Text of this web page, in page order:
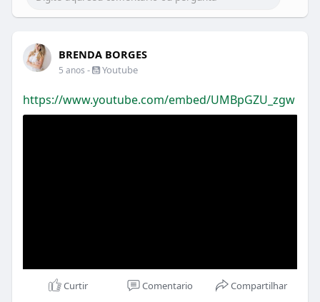
#orangearquitetura#diadasmaes
#restauranteitaliano
BRENDA BORGES
5 anos - Youtube
https://www.youtube.com/embed/UMBpGZU_zgw
Curtir Comentario Compartilhar